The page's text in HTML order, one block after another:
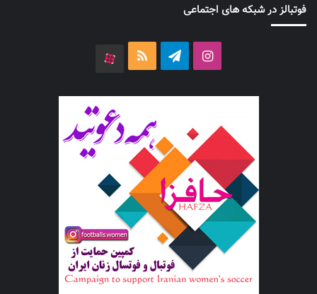
فوتبالز در شبکه های اجتماعی
اینستاگرامتلگرام خوراک